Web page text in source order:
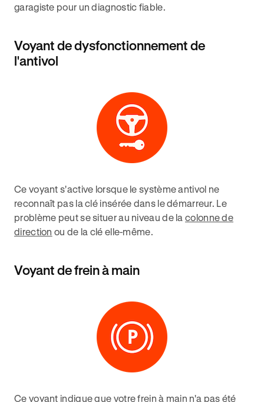
garagiste pour un diagnostic fiable.
Voyant de dysfonctionnement de
l'antivol
Ce voyant s'active lorsque le système antivol ne
reconnaît pas la clé insérée dans le démarreur. Le
problème peut se situer au niveau de la colonne de
direction ou de la clé elle-même.
Voyant de frein à main
Ce voyant indique que votrefrein à main n'a pas été